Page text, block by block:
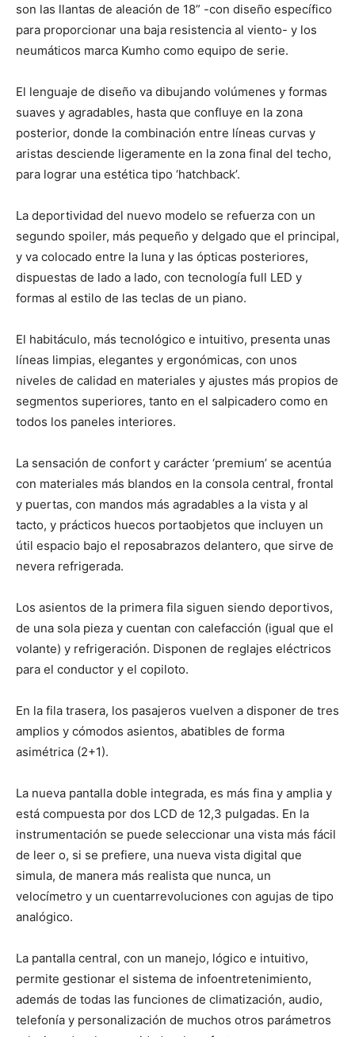
son las llantas de aleación de 18” -con diseño específico
para proporcionar una baja resistencia al viento- y los
neumáticos marca Kumho como equipo de serie.
El lenguaje de diseño va dibujando volúmenes y formas
suaves y agradables, hasta que confluye en la zona
posterior, donde la combinación entre líneas curvas y
aristas desciende ligeramente en la zona final del techo,
para lograr una estética tipo ‘hatchback’.
La deportividad del nuevo modelo se refuerza con un
segundo spoiler, más pequeño y delgado que el principal,
y va colocado entre la luna y las ópticas posteriores,
dispuestas de lado a lado, con tecnología full LED y
formas al estilo de las teclas de un piano.
El habitáculo, más tecnológico e intuitivo, presenta unas
líneas limpias, elegantes y ergonómicas, con unos
niveles de calidad en materiales y ajustes más propios de
segmentos superiores, tanto en el salpicadero como en
todos los paneles interiores.
La sensación de confort y carácter ‘premium’ se acentúa
con materiales más blandos en la consola central, frontal
y puertas, con mandos más agradables a la vista y al
tacto, y prácticos huecos portaobjetos que incluyen un
útil espacio bajo el reposabrazos delantero, que sirve de
nevera refrigerada.
Los asientos de la primera fila siguen siendo deportivos,
de una sola pieza y cuentan con calefacción (igual que el
volante) y refrigeración. Disponen de reglajes eléctricos
para el conductor y el copiloto.
En la fila trasera, los pasajeros vuelven a disponer de tres
amplios y cómodos asientos, abatibles de forma
asimétrica (2+1).
La nueva pantalla doble integrada, es más fina y amplia y
está compuesta por dos LCD de 12,3 pulgadas. En la
instrumentación se puede seleccionar una vista más fácil
de leer o, si se prefiere, una nueva vista digital que
simula, de manera más realista que nunca, un
velocímetro y un cuentarrevoluciones con agujas de tipo
analógico.
La pantalla central, con un manejo, lógico e intuitivo,
permite gestionar el sistema de infoentretenimiento,
además de todas las funciones de climatización, audio,
telefonía y personalización de muchos otros parámetros